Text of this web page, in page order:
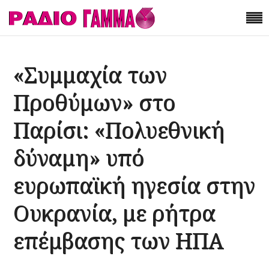
«Συμμαχία των
Προθύμων» στο
Παρίσι: «Πολυεθνική
δύναμη» υπό
ευρωπαϊκή ηγεσία στην
Ουκρανία, με ρήτρα
επέμβασης των ΗΠΑ